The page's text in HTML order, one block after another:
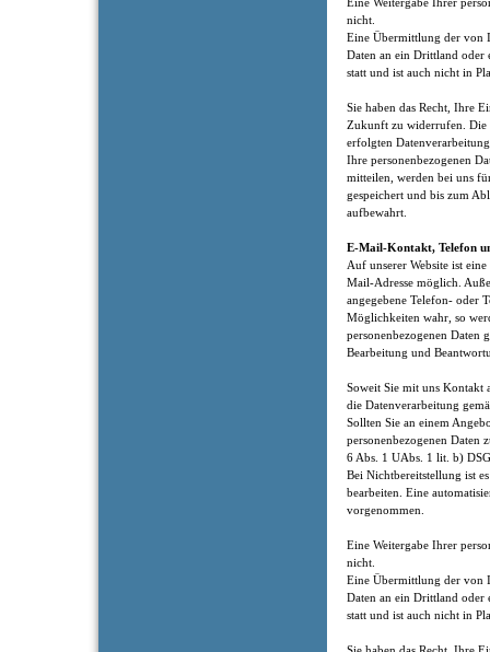
nicht.
Eine Übermittlung der von
Daten an ein Drittland oder
statt und ist auch nicht in
Sie haben das Recht, Ihre
Zukunft zu widerrufen. Die
erfolgten
Ihre personenbezogenen
mitteilen, werden bei uns
gespeichert und bis zum
aufbewahrt.
E-Mail-Kontakt, Telefon
Auf unserer Website ist
Mail-Adresse möglich.
angegebene Telefon- oder
Möglichkeiten wahr, so
personenbezogenen Daten
Bearbeitung und
Soweit Sie mit uns
die Datenverarbeitung
Sollten Sie an einem
personenbezogenen Daten
6 Abs. 1 UAbs. 1 lit. b)
Bei Nichtbereitstellung ist
bearbeiten. Eine
vorgenommen.
Eine Weitergabe Ihrer
nicht.
Eine Übermittlung der von
Daten an ein Drittland oder
statt und ist auch nicht in